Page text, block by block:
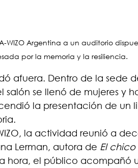
WIZO Argentina a un auditorio
por la memoria y la resiliencia.
afuera. Dentro de la sede
se llenó de mujeres y
la presentación de un
la actividad reunió a
Lerman, autora de El
hora, el público acompañó